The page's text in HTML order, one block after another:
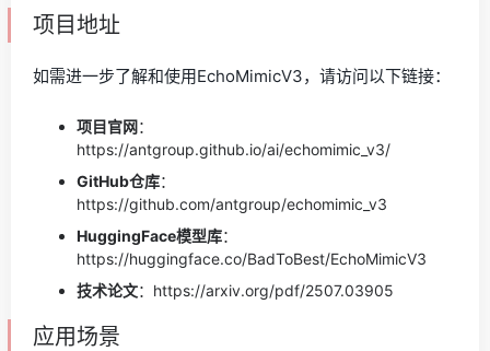
项目地址
如需进一步了解和使用EchoMimicV3，请访问以下链接：
项目官网：
https://antgroup.github.io/ai/echomimic_v3/
GitHub仓库：
https://github.com/antgroup/echomimic_v3
HuggingFace模型库：
https://huggingface.co/BadToBest/EchoMimicV3
技术论文：https://arxiv.org/pdf/2507.03905
应用场景